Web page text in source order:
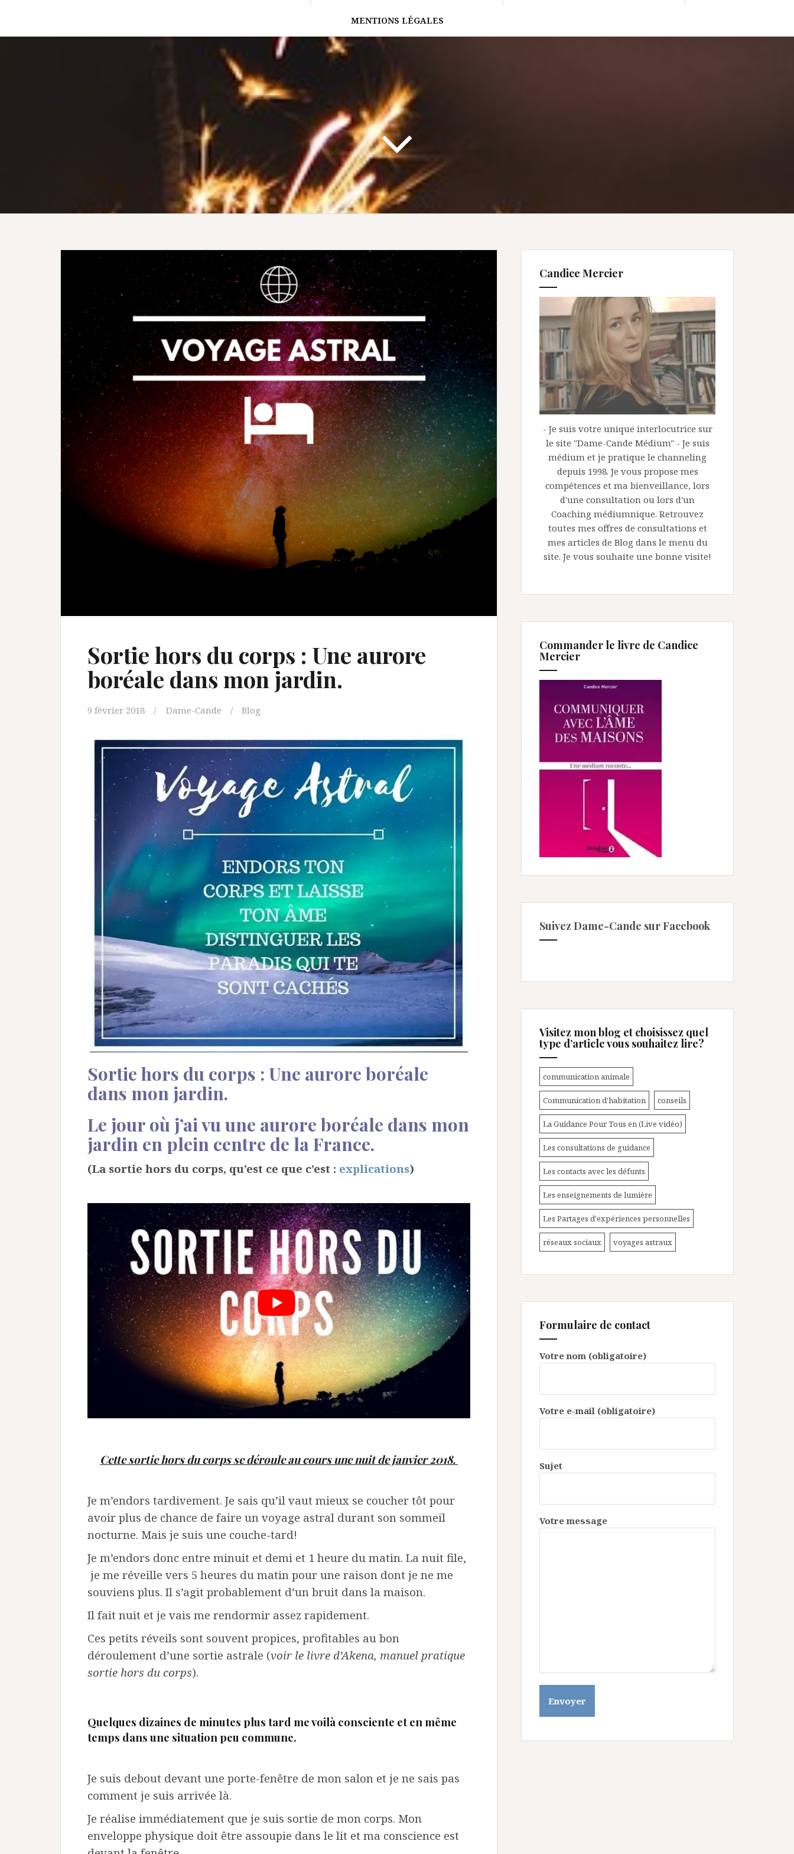
MENTIONS LÉGALES
Sortie hors du corps : Une aurore
boréale dans mon jardin.
9 février 2018 Dame-Cande Blog
Sortie hors du corps : Une aurore boréale
dans mon jardin.
Le jour où j’ai vu une aurore boréale dans mon
jardin en plein centre de la France.
(La sortie hors du corps, qu’est ce que c’est : explications)
Cette sortie hors du corps se déroule au cours une nuit de janvier 2018.
Je m’endors tardivement. Je sais qu’il vaut mieux se coucher tôt pour
avoir plus de chance de faire un voyage astral durant son sommeil
nocturne. Mais je suis une couche-tard!
Je m’endors donc entre minuit et demi et 1 heure du matin. La nuit file,
je me réveille vers 5 heures du matin pour une raison dont je ne me
souviens plus. Il s’agit probablement d’un bruit dans la maison.
Il fait nuit et je vais me rendormir assez rapidement.
Ces petits réveils sont souvent propices, profitables au bon
déroulement d’une sortie astrale (voir le livre d’Akena, manuel pratique
sortie hors du corps).
Quelques dizaines de minutes plus tard me voilà consciente et en même
temps dans une situation peu commune.
Je suis debout devant une porte-fenêtre de mon salon et je ne sais pas
comment je suis arrivée là.
Je réalise immédiatement que je suis sortie de mon corps. Mon
enveloppe physique doit être assoupie dans le lit et ma conscience est
Candice Mercier
- Je suis votre unique interlocutrice sur
le site "Dame-Cande Médium" - Je suis
médium et je pratique le channeling
depuis 1998. Je vous propose mes
compétences et ma bienveillance, lors
d'une consultation ou lors d'un
Coaching médiumnique. Retrouvez
toutes mes offres de consultations et
mes articles de Blog dans le menu du
site. Je vous souhaite une bonne visite!
Commander le livre de Candice
Mercier
Suivez Dame-Cande sur Facebook
Visitez mon blog et choisissez quel
type d’article vous souhaitez lire?
communication animale
Communication d'habitation conseils
La Guidance Pour Tous en (Live vidéo)
Les consultations de guidance
Les contacts avec les défunts
Les enseignements de lumière
Les Partages d'expériences personnelles
réseaux sociaux voyages astraux
Formulaire de contact
Votre nom (obligatoire)
Votre e-mail (obligatoire)
Sujet
Votre message
Je veux m'inscrire et
recevoir mon livret
(*Une confirmation va vous être envoyée afin d’éviter les emails frauduleux)